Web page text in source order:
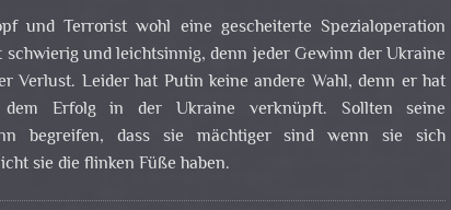
und Terrorist wohl eine gescheiterte Spezialoperation
und leichtsinnig, denn jeder Gewinn der Ukraine
Verlust. Leider hat Putin keine andere Wahl, denn er hat
Erfolg in der Ukraine verknüpft. Sollten seine
begreifen, dass sie mächtiger sind wenn sie sich
sie die flinken Füße haben.